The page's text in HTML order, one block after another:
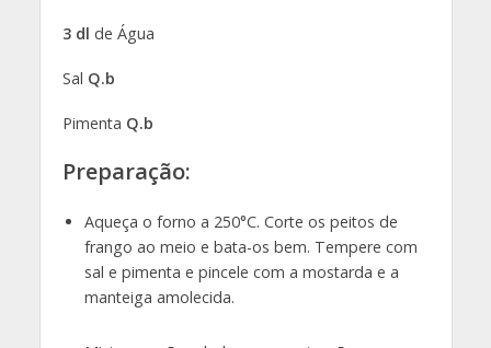
3 dl de Água
Sal Q.b
Pimenta Q.b
Preparação:
Aqueça o forno a 250°C. Corte os peitos de
frango ao meio e bata-os bem. Tempere com
sal e pimenta e pincele com a mostarda e a
manteiga amolecida.